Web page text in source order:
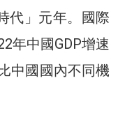
代」元年。國際
年中國GDP增速
中國國內不同機